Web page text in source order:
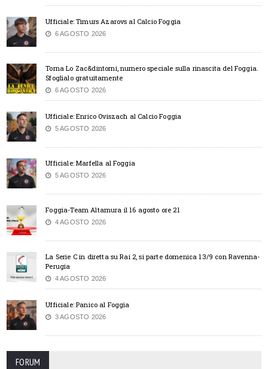
Ufficiale: Timurs Azarovs al Calcio Foggia
6 AGOSTO 2026
Torna Lo Zac&dintorni, numero speciale sulla rinascita del Foggia.
Sfoglialo gratuitamente
6 AGOSTO 2026
Ufficiale: Enrico Oviszach al Calcio Foggia
5 AGOSTO 2026
Ufficiale: Marfella al Foggia
5 AGOSTO 2026
Foggia-Team Altamura il 16 agosto ore 21
4 AGOSTO 2026
La Serie C in diretta su Rai 2, si parte domenica 13/9 con Ravenna-
Perugia
4 AGOSTO 2026
Ufficiale: Panico al Foggia
3 AGOSTO 2026
FORUM